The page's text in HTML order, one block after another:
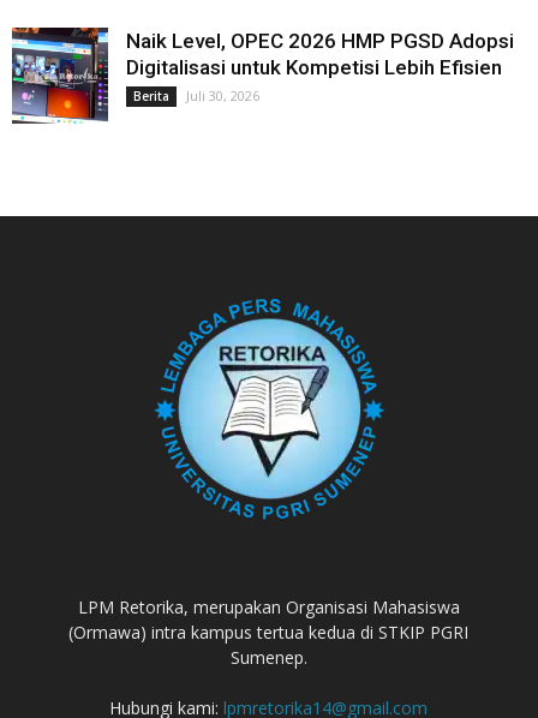
Naik Level, OPEC 2026 HMP PGSD Adopsi
Digitalisasi untuk Kompetisi Lebih Efisien
Berita Juli 30, 2026
LPM Retorika, merupakan Organisasi Mahasiswa
(Ormawa) intra kampus tertua kedua di STKIP PGRI
Sumenep.
Hubungi kami: lpmretorika14@gmail.com